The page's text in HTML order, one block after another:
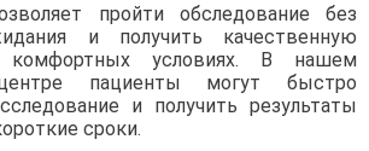
пройти обследование без
и получить качественную
комфортных условиях. В нашем
пациенты могут быстро
и получить результаты
сроки.